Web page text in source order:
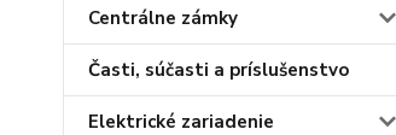
Centrálne zámky
Časti, súčasti a príslušenstvo
Elektrické zariadenie